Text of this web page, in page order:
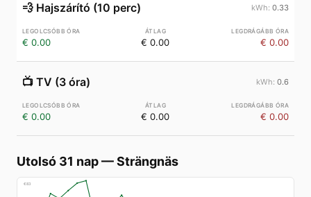
💨 Hajszárító (10 perc) 0.33
€ 0.00 € 0.00 € 0.00
📺 TV (3 óra) 0.6
€ 0.00 € 0.00 € 0.00
Utolsó 31 nap—Strängnäs
€83